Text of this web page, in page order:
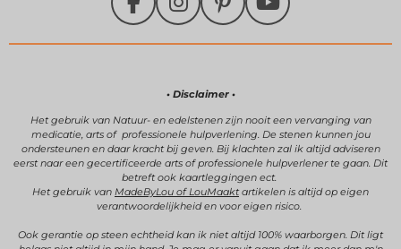
F
o
o
k
I
a
g
r
a
m
P
e
r
e
s
t
Y
b
e
• Disclaimer •
Het gebruik van Natuur- en edelstenen zijn nooit een vervanging van
medicatie, arts of professionele hulpverlening. De stenen kunnen jou
ondersteunen en daar kracht bij geven. Bij klachten zal ik altijd adviseren
eerst naar een gecertificeerde arts of professionele hulpverlener te gaan. Dit
betreft ook kaartleggingen ect.
Het gebruik van MadeByLou of LouMaaktartikelen is altijd op eigen
verantwoordelijkheid en voor eigen risico.
Ook gerantie op steen echtheid kan ik niet altijd 100% waarborgen. Dit ligt